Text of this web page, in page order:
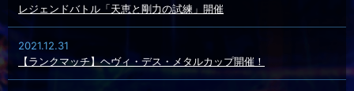
レジェンドバトル「天恵と剛力の試練」開催
2021.12.31
【ランクマッチ】ヘヴィ・デス・メタルカップ開催！